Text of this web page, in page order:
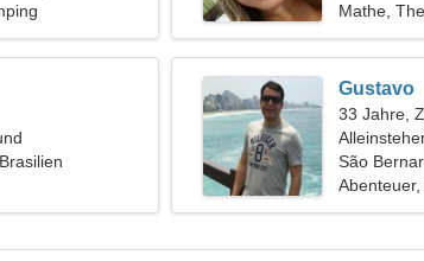
Mathe,
Gustavo
33 Jahre,
São